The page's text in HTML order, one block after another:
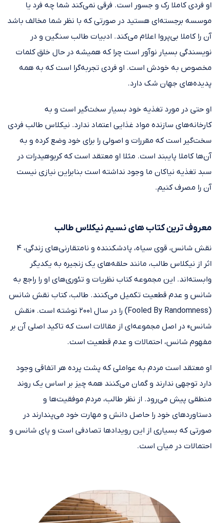
او فردی کاملا رک و جسور است. فرقی نمی‌کند شما چه فرد یا
موسسه‌ برجسته‌ای هستید در صورتی که با نظر شما مخالف باشد
آن را کاملا بی‌پروا اعلام می‌کند. ادبیات طالب سنگین و در
نویسندگی بسیار نوآور است چرا که همیشه در حال خلق کلمات
مخصوص به خودش است. او فردی تجربه‌گرا است که به همه‌
پدیده‌های جهان شک دارد.
او حتی در مورد تغذیه خود بسیار سخت‌گیر است و به
کارخانه‌‌های سازنده مواد غذایی اعتماد ندارد. نیکلاس طالب فردی
سخت‌گیر است که مقررات و اصولی را برای خود وضع کرده و به
آن‌ها کاملا پایبند است. مثلا او معتقد است که کربوهیدرات در
سبد تغذیه نیاکان ما وجود نداشته است بنابراین نیازی نیست
آن را مصرف کنیم.
معروف ترین کتاب های نسیم نیکلاس طالب
نقش شانس، قوی سیاه، پادشکننده و نامتقارنی‌های زندگی، ۴
اثر از نیکلاس طالب، مانند حلقه‌های یک زنجیره به یکدیگر
وابسته‌اند. این مجموعه کتاب نظریات و تئوری‌های او را راجع به
شانس و عدم قطعیت تکمیل می‌کنند. طالب، کتاب نقش شانس
(Fooled By Randomness) را در سال ۲۰۰۱ نوشته است. «نقش
شانس» در اصل مجموعه‌ای از مقالات است که تاکید اصلی آن بر
مفهوم شانس، احتمالات و عدم قطعیت است.
او معتقد است مردم به عواملی که پشت پرده هر اتفاقی وجود
دارد توجهی ندارند و گمان می‌کنند همه چیز بر اساس یک روند
منطقی پیش می‌رود. از نظر طالب، مردم موفقیت‌ها و
دستاوردهای خود را حاصل دانش و مهارت خود می‌پندارند در
صورتی که بسیاری از این رویدادها تصادفی است و پای شانس و
احتمالات در میان است.